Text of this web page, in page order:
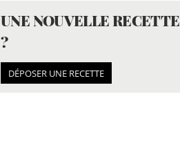
UNE NOUVELLE RECETTE
?
DÉPOSER UNE RECETTE